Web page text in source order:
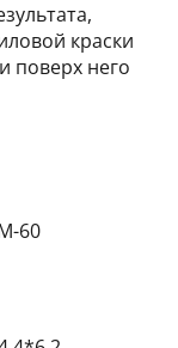
краски
поверх него
60